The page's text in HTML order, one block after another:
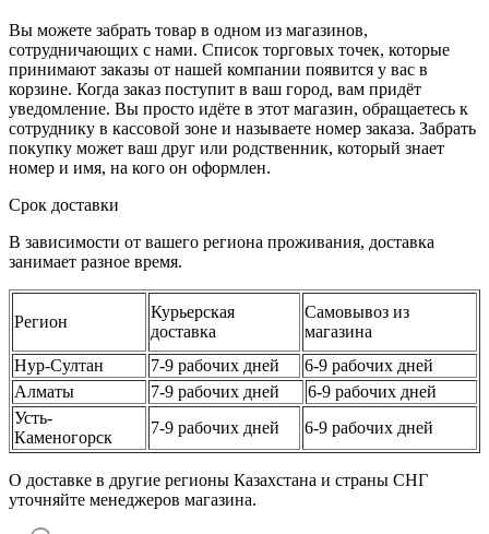
Вы можете забрать товар в одном из магазинов,
сотрудничающих с нами. Список торговых точек, которые
принимают заказы от нашей компании появится у вас в
корзине. Когда заказ поступит в ваш город, вам придёт
уведомление. Вы просто идёте в этот магазин, обращаетесь к
сотруднику в кассовой зоне и называете номер заказа. Забрать
покупку может ваш друг или родственник, который знает
номер и имя, на кого он оформлен.
Срок доставки
В зависимости от вашего региона проживания, доставка
занимает разное время.
Регион
Курьерская
доставка
Самовывоз из
магазина
Нур-Султан
7-9 рабочих дней
6-9 рабочих дней
Алматы
7-9 рабочих дней
6-9 рабочих дней
Усть-
Каменогорск
7-9 рабочих дней 6-9 рабочих дней
О доставке в другие регионы Казахстана и страны СНГ
уточняйте менеджеров магазина.